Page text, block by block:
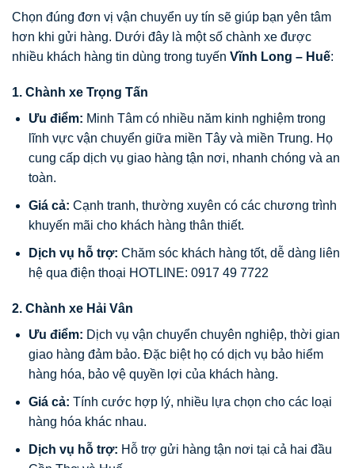
Chọn đúng đơn vị vận chuyển uy tín sẽ giúp bạn yên tâm
hơn khi gửi hàng. Dưới đây là một số chành xe được
nhiều khách hàng tin dùng trong tuyến Vĩnh Long – Huế:
1. Chành xe Trọng Tấn
Ưu điểm: Minh Tâm có nhiều năm kinh nghiệm trong
lĩnh vực vận chuyển giữa miền Tây và miền Trung. Họ
cung cấp dịch vụ giao hàng tận nơi, nhanh chóng và an
toàn.
Giá cả: Cạnh tranh, thường xuyên có các chương trình
khuyến mãi cho khách hàng thân thiết.
Dịch vụ hỗ trợ: Chăm sóc khách hàng tốt, dễ dàng liên
hệ qua điện thoại HOTLINE: 0917 49 7722
2. Chành xe Hải Vân
Ưu điểm: Dịch vụ vận chuyển chuyên nghiệp, thời gian
giao hàng đảm bảo. Đặc biệt họ có dịch vụ bảo hiểm
hàng hóa, bảo vệ quyền lợi của khách hàng.
Giá cả: Tính cước hợp lý, nhiều lựa chọn cho các loại
hàng hóa khác nhau.
Dịch vụ hỗ trợ: Hỗ trợ gửi hàng tận nơi tại cả hai đầu